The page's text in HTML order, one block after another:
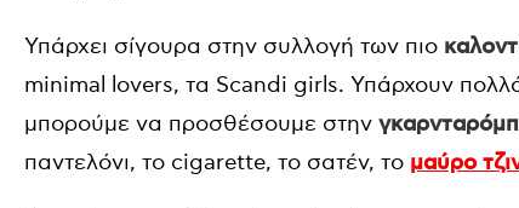
Υπάρχει σίγουρα στην συλλογή των πιο
minimal lovers, τα Scandi girls. Υπάρχουν
μπορούμε να προσθέσουμε στην
παντελόνι, το cigarette, το σατέν, το μαύρο